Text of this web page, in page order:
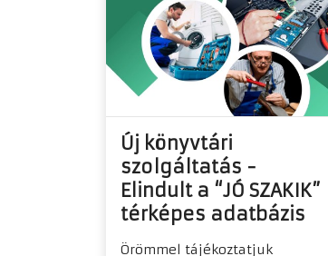
Új könyvtári
szolgáltatás -
Elindult a “JÓ SZAKIK”
térképes adatbázis
Örömmel tájékoztatjuk